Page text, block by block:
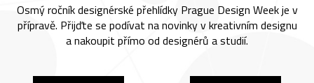
Osmý ročník designérské přehlídky Prague Design Week je v
přípravě. Přijďte se podívat na novinky v kreativním designu
a nakoupit přímo od designérů a studií.